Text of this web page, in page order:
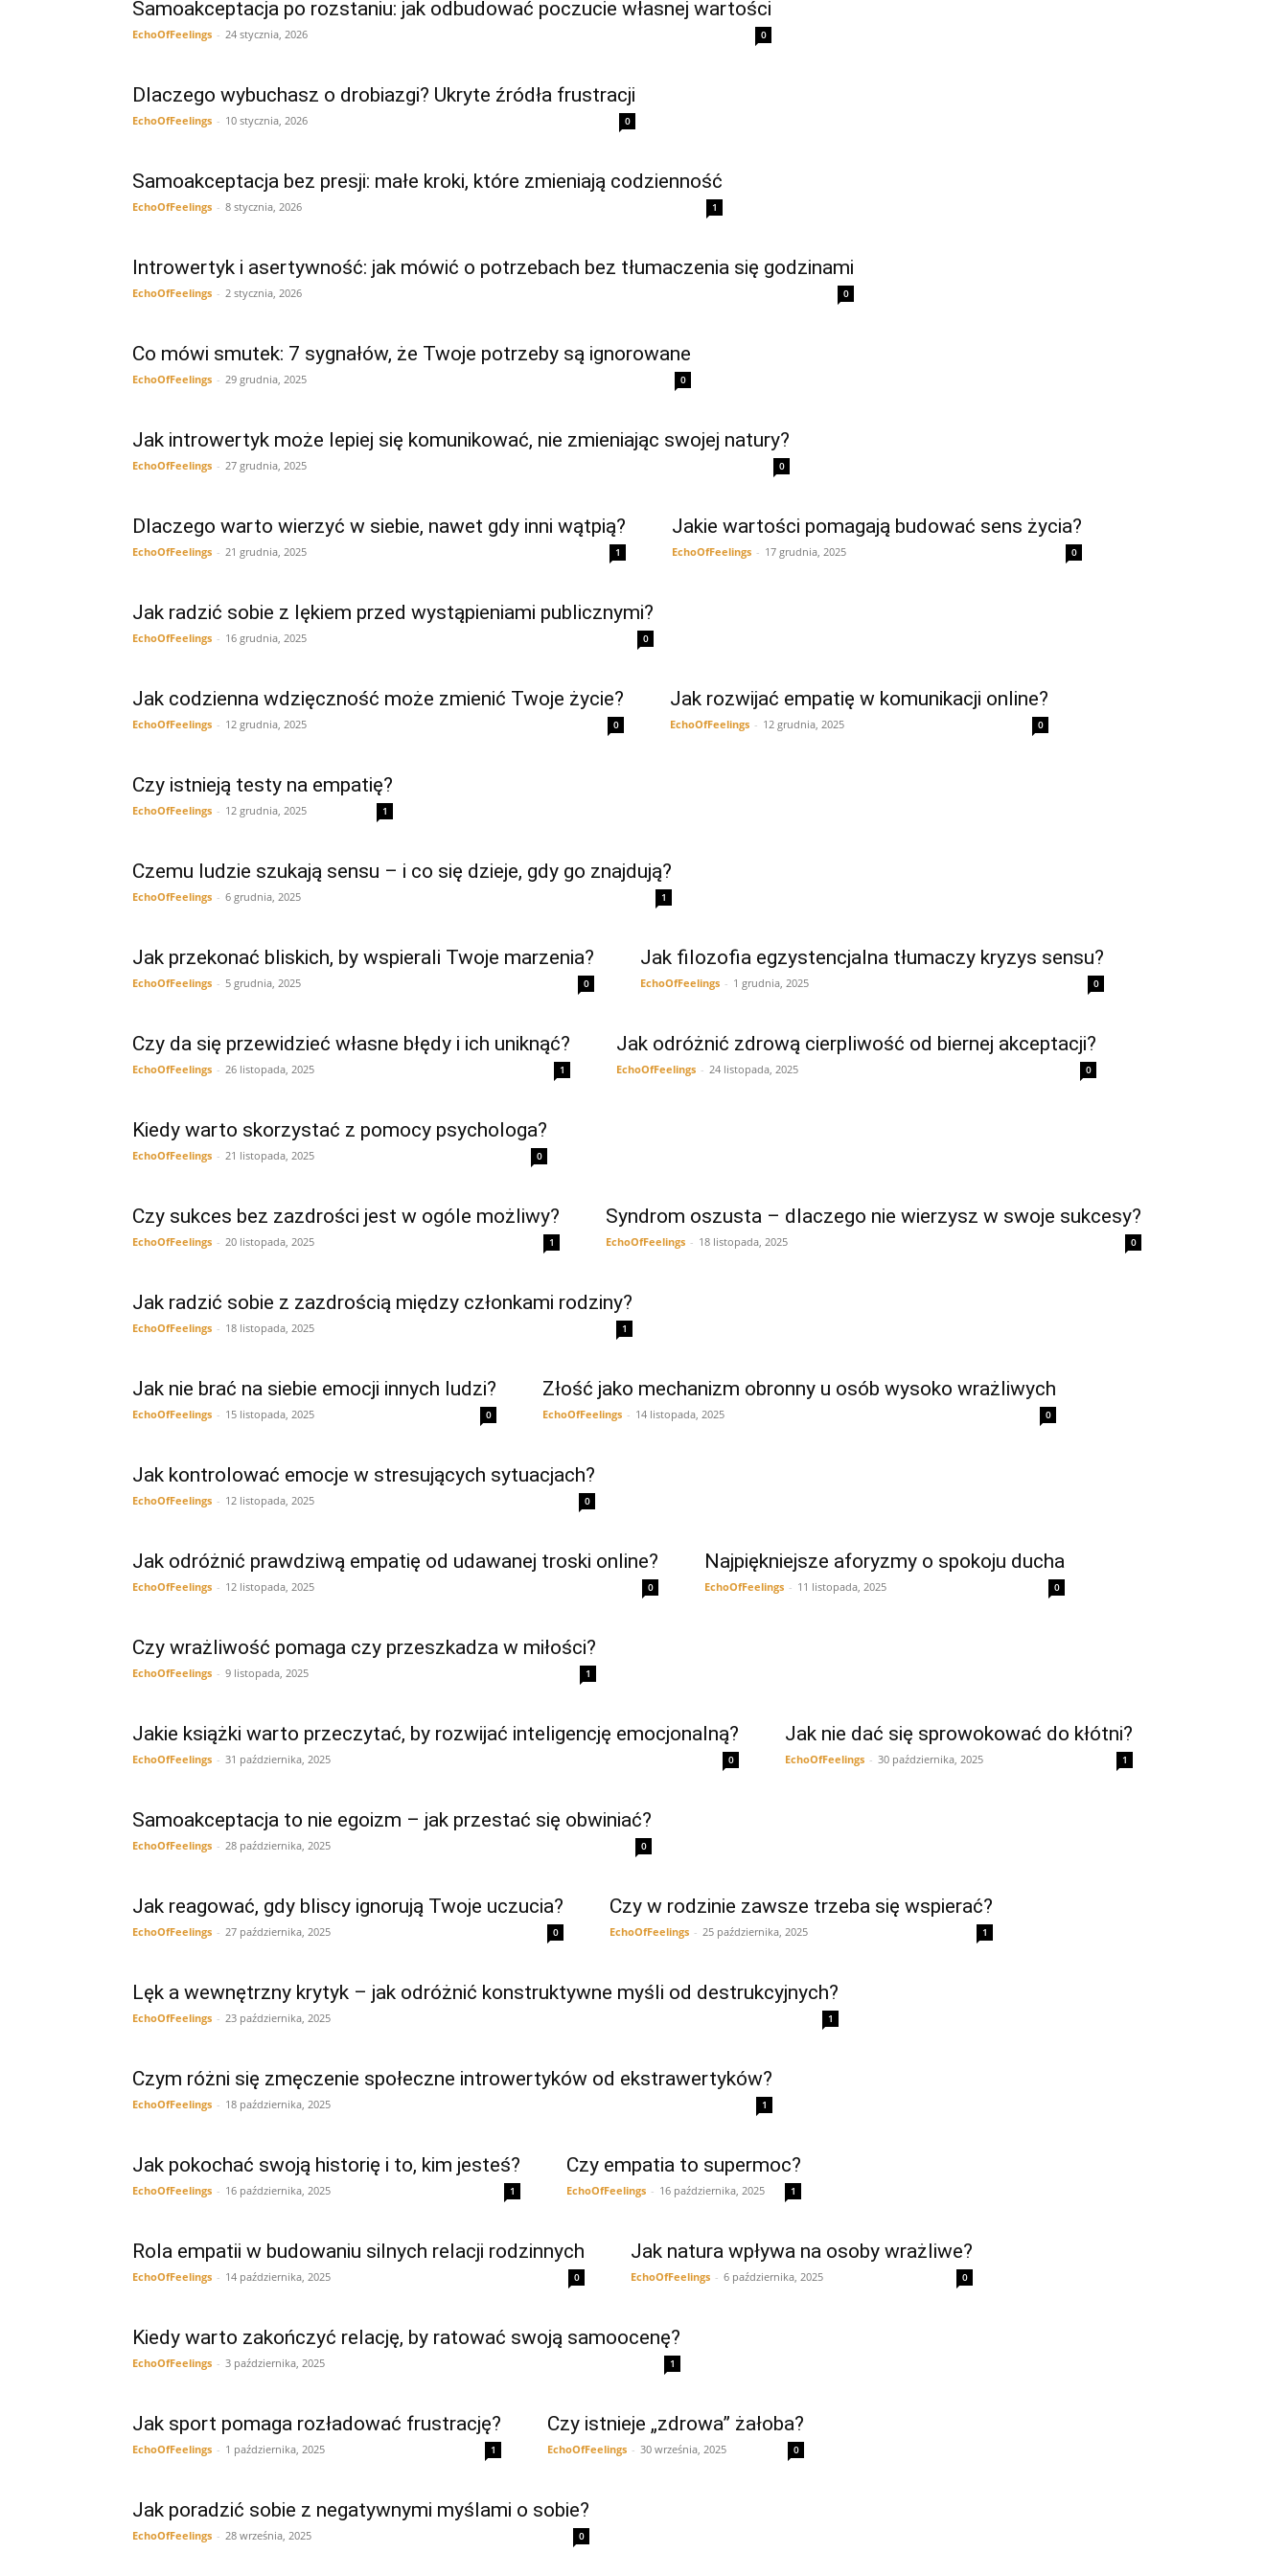
Samoakceptacja po rozstaniu: jak odbudować poczucie własnej wartości
EchoOfFeelings - 24 stycznia, 2026 0
Dlaczego wybuchasz o drobiazgi? Ukryte źródła frustracji
EchoOfFeelings - 10 stycznia, 2026 0
Samoakceptacja bez presji: małe kroki, które zmieniają codzienność
EchoOfFeelings - 8 stycznia, 2026 1
Introwertyk i asertywność: jak mówić o potrzebach bez tłumaczenia się godzinami
EchoOfFeelings - 2 stycznia, 2026 0
Co mówi smutek: 7 sygnałów, że Twoje potrzeby są ignorowane
EchoOfFeelings - 29 grudnia, 2025 0
Jak introwertyk może lepiej się komunikować, nie zmieniając swojej natury?
EchoOfFeelings - 27 grudnia, 2025 0
Dlaczego warto wierzyć w siebie, nawet gdy inni wątpią?
EchoOfFeelings - 21 grudnia, 2025 1
Jakie wartości pomagają budować sens życia?
EchoOfFeelings - 17 grudnia, 2025 0
Jak radzić sobie z lękiem przed wystąpieniami publicznymi?
EchoOfFeelings - 16 grudnia, 2025 0
Jak codzienna wdzięczność może zmienić Twoje życie?
EchoOfFeelings - 12 grudnia, 2025 0
Jak rozwijać empatię w komunikacji online?
EchoOfFeelings - 12 grudnia, 2025 0
Czy istnieją testy na empatię?
EchoOfFeelings - 12 grudnia, 2025 1
Czemu ludzie szukają sensu – i co się dzieje, gdy go znajdują?
EchoOfFeelings - 6 grudnia, 2025 1
Jak przekonać bliskich, by wspierali Twoje marzenia?
EchoOfFeelings - 5 grudnia, 2025 0
Jak filozofia egzystencjalna tłumaczy kryzys sensu?
EchoOfFeelings - 1 grudnia, 2025 0
Czy da się przewidzieć własne błędy i ich uniknąć?
EchoOfFeelings - 26 listopada, 2025 1
Jak odróżnić zdrową cierpliwość od biernej akceptacji?
EchoOfFeelings - 24 listopada, 2025 0
Kiedy warto skorzystać z pomocy psychologa?
EchoOfFeelings - 21 listopada, 2025 0
Czy sukces bez zazdrości jest w ogóle możliwy?
EchoOfFeelings - 20 listopada, 2025 1
Syndrom oszusta – dlaczego nie wierzysz w swoje sukcesy?
EchoOfFeelings - 18 listopada, 2025 0
Jak radzić sobie z zazdrością między członkami rodziny?
EchoOfFeelings - 18 listopada, 2025 1
Jak nie brać na siebie emocji innych ludzi?
EchoOfFeelings - 15 listopada, 2025 0
Złość jako mechanizm obronny u osób wysoko wrażliwych
EchoOfFeelings - 14 listopada, 2025 0
Jak kontrolować emocje w stresujących sytuacjach?
EchoOfFeelings - 12 listopada, 2025 0
Jak odróżnić prawdziwą empatię od udawanej troski online?
EchoOfFeelings - 12 listopada, 2025 0
Najpiękniejsze aforyzmy o spokoju ducha
EchoOfFeelings - 11 listopada, 2025 0
Czy wrażliwość pomaga czy przeszkadza w miłości?
EchoOfFeelings - 9 listopada, 2025 1
Jakie książki warto przeczytać, by rozwijać inteligencję emocjonalną?
EchoOfFeelings - 31 października, 2025 0
Jak nie dać się sprowokować do kłótni?
EchoOfFeelings - 30 października, 2025 1
Samoakceptacja to nie egoizm – jak przestać się obwiniać?
EchoOfFeelings - 28 października, 2025 0
Jak reagować, gdy bliscy ignorują Twoje uczucia?
EchoOfFeelings - 27 października, 2025 0
Czy w rodzinie zawsze trzeba się wspierać?
EchoOfFeelings - 25 października, 2025 1
Lęk a wewnętrzny krytyk – jak odróżnić konstruktywne myśli od destrukcyjnych?
EchoOfFeelings - 23 października, 2025 1
Czym różni się zmęczenie społeczne introwertyków od ekstrawertyków?
EchoOfFeelings - 18 października, 2025 1
Jak pokochać swoją historię i to, kim jesteś?
EchoOfFeelings - 16 października, 2025 1
Czy empatia to supermoc?
EchoOfFeelings - 16 października, 2025 1
Rola empatii w budowaniu silnych relacji rodzinnych
EchoOfFeelings - 14 października, 2025 0
Jak natura wpływa na osoby wrażliwe?
EchoOfFeelings - 6 października, 2025 0
Kiedy warto zakończyć relację, by ratować swoją samoocenę?
EchoOfFeelings - 3 października, 2025 1
Jak sport pomaga rozładować frustrację?
EchoOfFeelings - 1 października, 2025 1
Czy istnieje „zdrowa” żałoba?
EchoOfFeelings - 30 września, 2025 0
Jak poradzić sobie z negatywnymi myślami o sobie?
EchoOfFeelings - 28 września, 2025 0